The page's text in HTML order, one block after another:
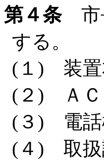
第４条市
する。
(１) 装置
(２) ＡＣ
(３) 電話
(４) 取扱